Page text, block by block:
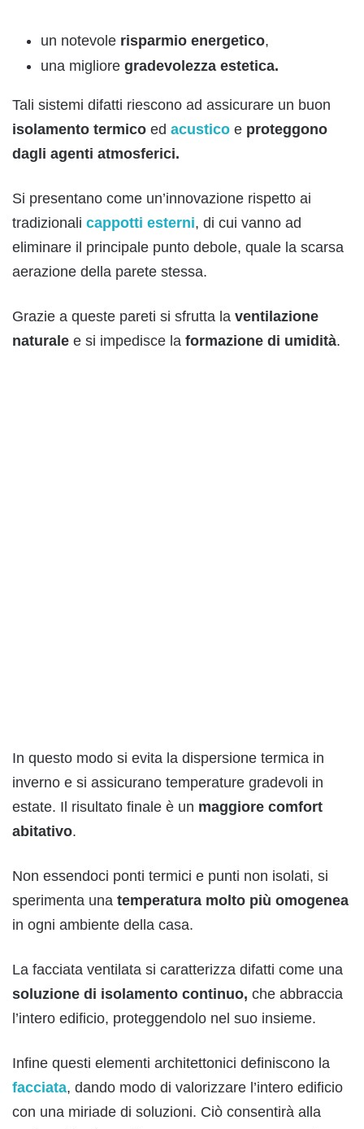
un notevole risparmio energetico,
una migliore gradevolezza estetica.
Tali sistemi difatti riescono ad assicurare un buon
isolamento termico ed acustico e proteggono
dagli agenti atmosferici.
Si presentano come un’innovazione rispetto ai
tradizionali cappotti esterni, di cui vanno ad
eliminare il principale punto debole, quale la scarsa
aerazione della parete stessa.
Grazie a queste pareti si sfrutta la ventilazione
naturale e si impedisce la formazione di umidità.
In questo modo si evita la dispersione termica in
inverno e si assicurano temperature gradevoli in
estate. Il risultato finale è un maggiore comfort
abitativo.
Non essendoci ponti termici e punti non isolati, si
sperimenta una temperatura molto più omogenea
in ogni ambiente della casa.
La facciata ventilata si caratterizza difatti come una
soluzione di isolamento continuo, che abbraccia
l’intero edificio, proteggendolo nel suo insieme.
Infine questi elementi architettonici definiscono la
facciata, dando modo di valorizzare l’intero edificio
con una miriade di soluzioni. Ciò consentirà alla